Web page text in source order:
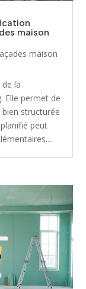
maison
maison
la
Elle permet de
structurée
peut